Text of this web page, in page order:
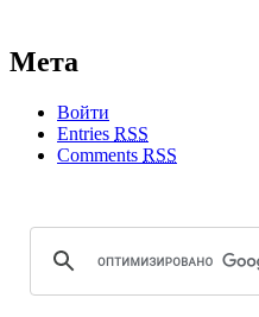
Мета
Войти
Entries RSS
Comments RSS